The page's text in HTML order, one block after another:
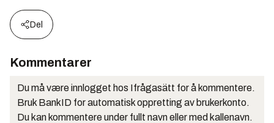
Del
Kommentarer
Du må være innlogget hos Ifrågasätt for å kommentere.
Bruk BankID for automatisk oppretting av brukerkonto.
Du kan kommentere under fullt navn eller med kallenavn.